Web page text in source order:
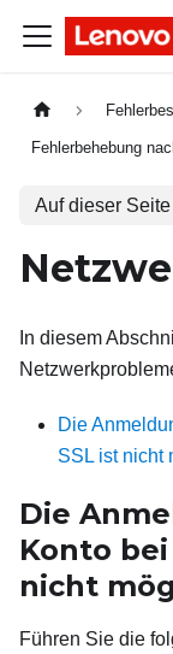
Fehlerbehebung
Auf dieser Seite
In diesem
Die
SSL ist nicht
Die
Konto
nicht
Führen Sie die